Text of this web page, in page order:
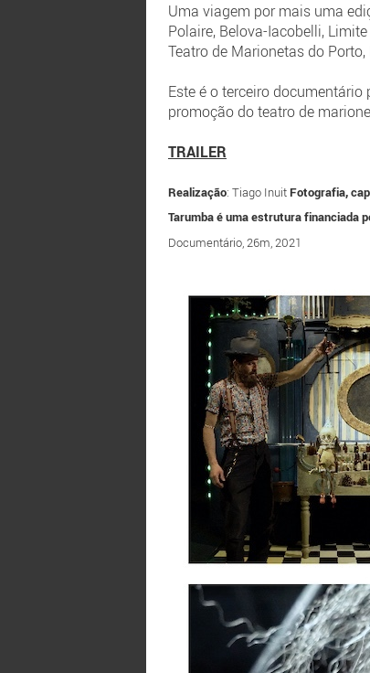
Uma viagem por mais uma
Polaire, Belova-Iacobelli,
Teatro de Marionetas do
Este é o terceiro
promoção do teatro de
TRAILER
Realização: Tiago InuitFotografia,
Tarumba é uma estrutura financiada
Documentário, 26m, 2021